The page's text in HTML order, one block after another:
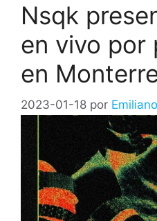
Nsqk
en vivo por
en
2023-01-18 por